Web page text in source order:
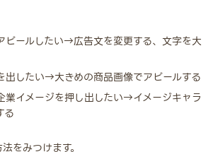
ピールしたい→広告文を変更する、文字を大
出したい→大きめの商品画像でアピールする
業イメージを押し出したい→イメージキャラ
る
をみつけます。